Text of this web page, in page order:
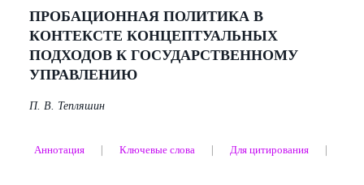
ПРОБАЦИОННАЯ ПОЛИТИКА В
КОНТЕКСТЕ КОНЦЕПТУАЛЬНЫХ
ПОДХОДОВ К ГОСУДАРСТВЕННОМУ
УПРАВЛЕНИЮ
П. В. Тепляшин
Аннотация ❘ Ключевые слова ❘ Для цитирования ❘